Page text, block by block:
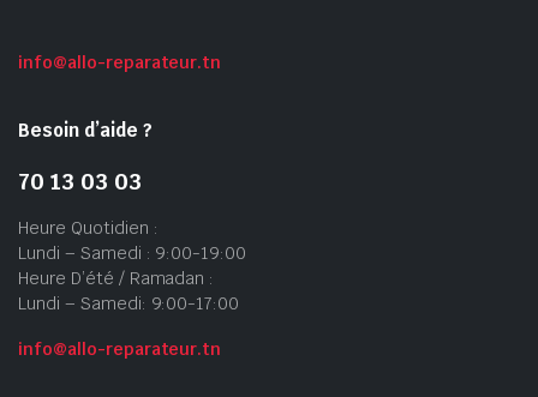
info@allo-reparateur.tn
Besoin d’aide ?
70 13 03 03
Heure Quotidien :
Lundi – Samedi : 9:00-19:00
Heure D’été / Ramadan :
Lundi – Samedi: 9:00-17:00
info@allo-reparateur.tn